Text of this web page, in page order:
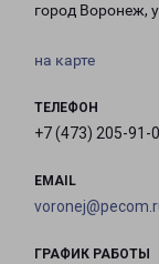
город Воронеж,
на карте
ТЕЛЕФОН
+7 (473) 205-91-
EMAIL
ГРАФИК РАБОТЫ